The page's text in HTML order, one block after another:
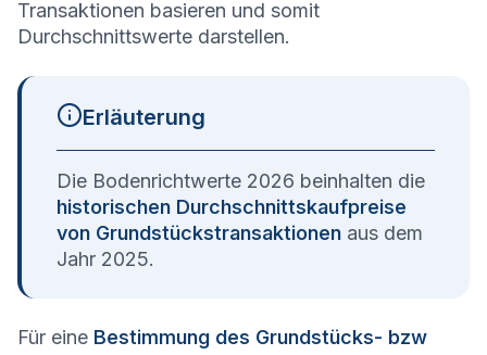
Transaktionen basieren und somit
Durchschnittswerte darstellen.
Erläuterung
Die Bodenrichtwerte 2026 beinhalten die
historischen Durchschnittskaufpreise
von Grundstückstransaktionen aus dem
Jahr 2025.
Für eine Bestimmung des Grundstücks- bzw